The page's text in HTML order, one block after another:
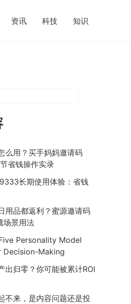
资讯 科技 知识
么用？买手妈妈邀请码
省钱操作实录
长期使用体验：省钱
用品都返利？蜜源邀请码
场景用法
Personality Model
Decision-Making
出归零？你可能被累计ROI
不来，是内容问题还是投